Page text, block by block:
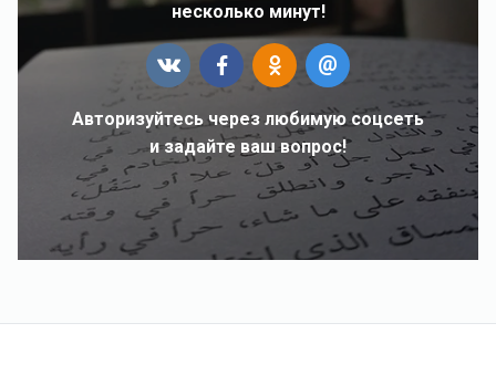
несколько минут!
Авторизуйтесь через любимую соцсеть
и задайте ваш вопрос!